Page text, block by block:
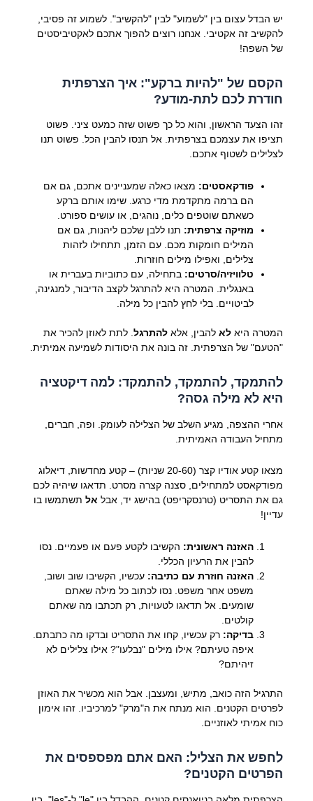
יש הבדל עצום בין "לשמוע" לבין "להקשיב". לשמוע זה פסיבי,
להקשיב זה אקטיבי. אנחנו רוצים להפוך אתכם לאקטיביסטים
של השפה!
הקסם של "להיות ברקע": איך הצרפתית
חודרת לכם לתת-מודע?
זהו הצעד הראשון, והוא כל כך פשוט שזה כמעט ציני. פשוט
תציפו את עצמכם בצרפתית. אל תנסו להבין הכל. פשוט תנו
לצלילים לשטוף אתכם.
פודקאסטים: מצאו כאלה שמעניינים אתכם, גם אם
הם ברמה מתקדמת מדי כרגע. שימו אותם ברקע
כשאתם שוטפים כלים, נוהגים, או עושים ספורט.
מוזיקה צרפתית: תנו ללבן שלכם ליהנות, גם אם
המילים חומקות מכם. עם הזמן, תתחילו לזהות
צלילים, ואפילו מילים חוזרות.
טלוויזיה/סרטים: בתחילה, עם כתוביות בעברית או
באנגלית. המטרה היא להתרגל לקצב הדיבור, למנגינה,
לביטויים. בלי לחץ להבין כל מילה.
המטרה היא לאלהבין, אלא להתרגל. לתת לאוזן להכיר את
"הטעם" של הצרפתית. זה בונה את היסודות לשמיעה אמיתית.
להתמקד, להתמקד, להתמקד: למה דיקטציה
היא לא מילה גסה?
אחרי ההצפה, מגיע השלב של הצלילה לעומק. ופה, חברים,
מתחיל העבודה האמיתית.
מצאו קטע אודיו קצר (20-60 שניות) – קטע מחדשות, דיאלוג
מפודקאסט למתחילים, סצנה קצרה מסרט. תדאגו שיהיה לכם
גם את התסריט (טרנסקריפט) בהישג יד, אבל אלתשתמשו בו
עדיין!
האזנה ראשונית: הקשיבו לקטע פעם או פעמיים. נסו
להבין את הרעיון הכללי.
האזנה חוזרת עם כתיבה: עכשיו, הקשיבו שוב ושוב,
משפט אחר משפט. נסו לכתוב כל מילה שאתם
שומעים. אל תדאגו לטעויות, רק תכתבו מה שאתם
קולטים.
בדיקה: רק עכשיו, קחו את התסריט ובדקו מה כתבתם.
איפה טעיתם? אילו מילים "נבלעו"? אילו צלילים לא
זיהיתם?
התרגיל הזה כואב, מתיש, ומעצבן. אבל הוא מכשיר את האוזן
לפרטים הקטנים. הוא מנתח את ה"מרק" למרכיביו. זהו אימון
כוח אמיתי לאוזניים.
לחפש את הצליל: האם אתם מפספסים את
הפרטים הקטנים?